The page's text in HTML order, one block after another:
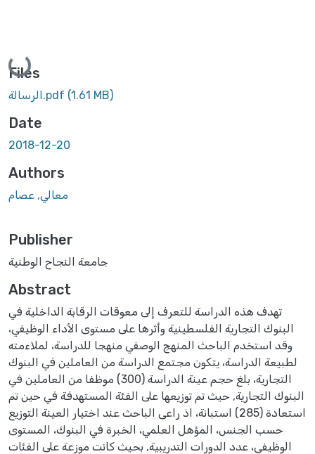
Loading...
Files
الرسالة.pdf (1.61 MB)
Date
2018-12-20
Authors
معالي, عصام
Publisher
جامعة النجاح الوطنية
Abstract
تهدف هذه الدراسة للتعرف إلى معوقات الرقابة الداخلية في
البنوك التجارية الفلسطينية وأثرها على مستوى الأداء الوظيفي،
وقد استخدم الباحث المنهج الوصفي منهجا للدراسة، لملاءمته
لطبيعة الدراسة، يتكون مجتمع الدراسة من العاملين في البنوك
التجارية، بلغ حجم عينة الدراسة (300) موظفا من العاملين في
البنوك التجارية, حيث تم توزيعها على الفئة المستهدفة في حين تم
استعادة (285) استبانة، اذ راعى الباحث عند اختيار العينة التوزيع
حسب الجنس، المؤهل العلمي، الخبرة في البنوك، المستوى
الوظيفي، عدد الدورات التدريبية, بحيث كانت موزعة على الفئات